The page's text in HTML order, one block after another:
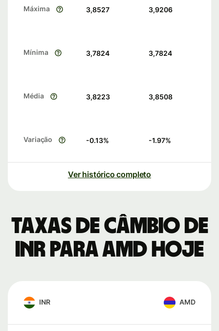
Máxima 3,8527 3,9206
Mínima 3,7824 3,7824
Média 3,8223 3,8508
Variação -0.13% -1.97%
Ver histórico completo
Taxas de câmbio de
INR para AMD hoje
INR AMD